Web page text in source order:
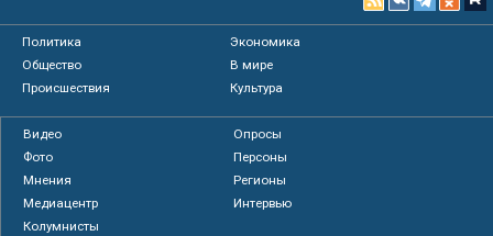
Политика
Экономика
Общество
В мире
Происшествия
Культура
Видео
Опросы
Фото
Персоны
Мнения
Регионы
Медиацентр
Интервью
Колумнисты